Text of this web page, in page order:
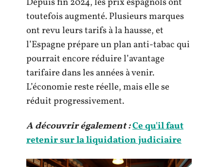
toutefois augmenté. Plusieurs marques
ont revu leurs tarifs à la hausse, et
l’Espagne prépare un plan anti-tabac qui
pourrait encore réduire l’avantage
tarifaire dans les années à venir.
L’économie reste réelle, mais elle se
réduit progressivement.
A découvrir également :Ce qu'il faut
retenir sur la liquidation judiciaire